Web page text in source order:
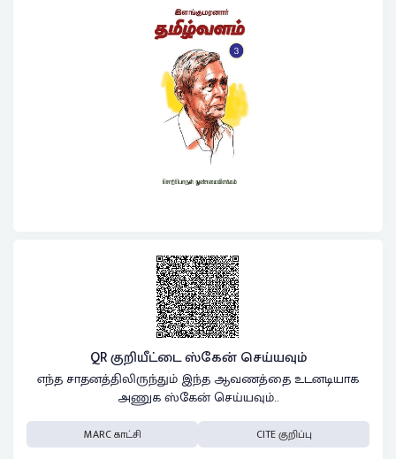
QR குறியீட்டை ஸ்கேன் செய்யவும்
எந்த சாதனத்திலிருந்தும் இந்த ஆவணத்தை உடனடியாக
அணுக ஸ்கேன் செய்யவும்..
MARC காட்சி CITE குறிப்பு